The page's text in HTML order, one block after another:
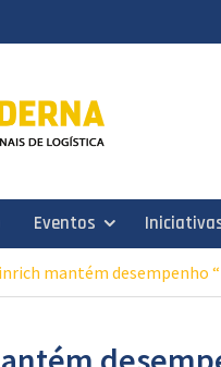
Eventos
mantém desempenho